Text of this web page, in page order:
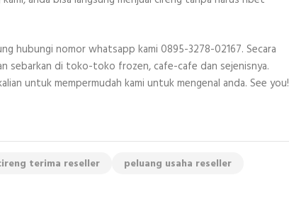
hubungi nomor whatsapp kami 0895-3278-02167. Secara
sebarkan di toko-toko frozen, cafe-cafe dan sejenisnya.
untuk mempermudah kami untuk mengenal anda. See you!
terima reseller
peluang usaha reseller